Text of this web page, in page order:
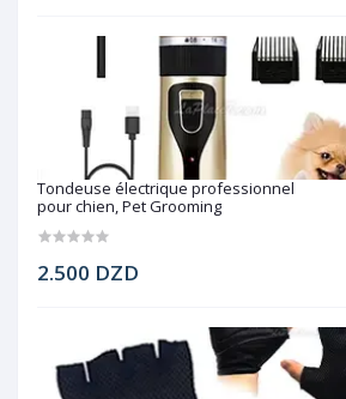
Tondeuse électrique professionnel
pour chien, Pet Grooming
2.500 DZD